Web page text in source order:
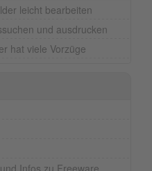
leicht bearbeiten
und ausdrucken
hat viele Vorzüge